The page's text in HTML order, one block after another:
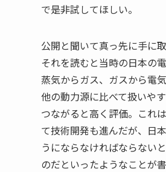
で是非試してほしい。
公開と聞いて真っ先に手に
それを読むと当時の日本の
蒸気からガス、ガスから電
他の動力源に比べて扱いや
つながると高く評価。これ
て技術開発も進んだが、日
うにならなければならない
のだといったようなことが